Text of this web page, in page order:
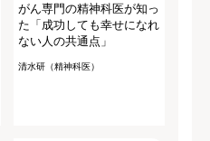
がん専門の精神科医が知っ
た「成功しても幸せになれ
ない人の共通点」
清水研（精神科医）